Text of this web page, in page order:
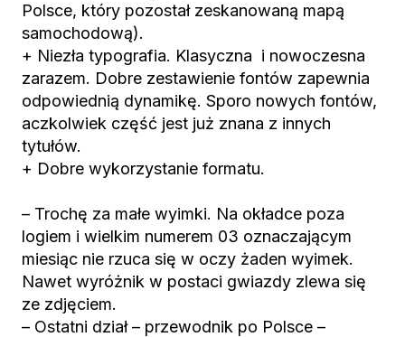
Polsce, który pozostał zeskanowaną mapą
samochodową).
+ Niezła typografia. Klasyczna i nowoczesna
zarazem. Dobre zestawienie fontów zapewnia
odpowiednią dynamikę. Sporo nowych fontów,
aczkolwiek część jest już znana z innych
tytułów.
+ Dobre wykorzystanie formatu.
– Trochę za małe wyimki. Na okładce poza
logiem i wielkim numerem 03 oznaczającym
miesiąc nie rzuca się w oczy żaden wyimek.
Nawet wyróżnik w postaci gwiazdy zlewa się
ze zdjęciem.
– Ostatni dział – przewodnik po Polsce –